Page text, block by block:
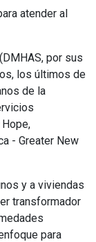
atender al
por sus
los últimos de
de la
- Greater New
y a viviendas
transformador
para